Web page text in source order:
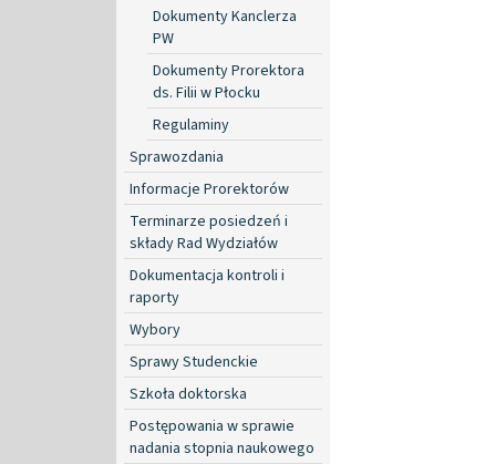
Dokumenty Kanclerza
PW
Dokumenty Prorektora
ds. Filii w Płocku
Regulaminy
Sprawozdania
Informacje Prorektorów
Terminarze posiedzeń i
składy Rad Wydziałów
Dokumentacja kontroli i
raporty
Wybory
Sprawy Studenckie
Szkoła doktorska
Postępowania w sprawie
nadania stopnia naukowego